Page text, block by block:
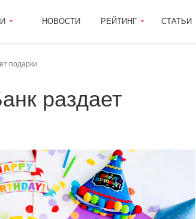
НОВОСТИ РЕЙТИНГ СТАТЬИ
подарки